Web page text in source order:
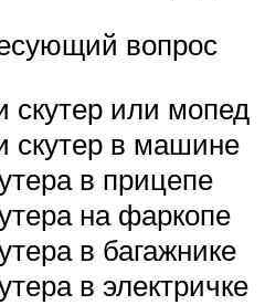
вопрос
скутер или мопед
скутер в машине
в прицепе
на фаркопе
в багажнике
в электричке